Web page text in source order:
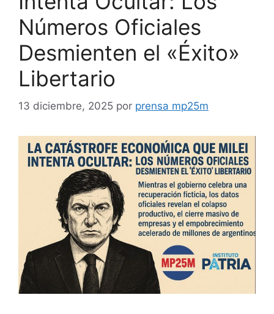
Números Oficiales
Desmienten el «Éxito»
Libertario
13 diciembre, 2025 por prensa mp25m